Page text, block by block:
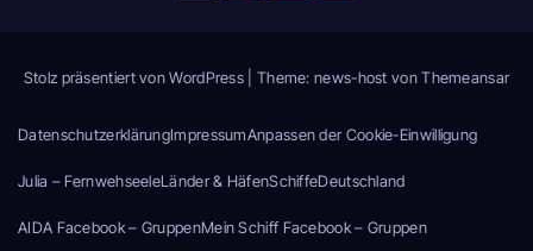
Stolz präsentiert von WordPress Theme: news-host vonThemeansar
DatenschutzerklärungImpressumAnpassen der Cookie-Einwilligung
Julia – FernwehseeleLänder & HäfenSchiffeDeutschland
AIDA Facebook – GruppenMein Schiff Facebook – Gruppen